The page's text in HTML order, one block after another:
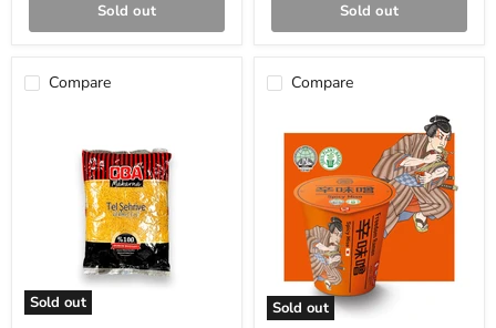
150g
Sold out Sold out
Compare
Sold out
Compare
Sold out